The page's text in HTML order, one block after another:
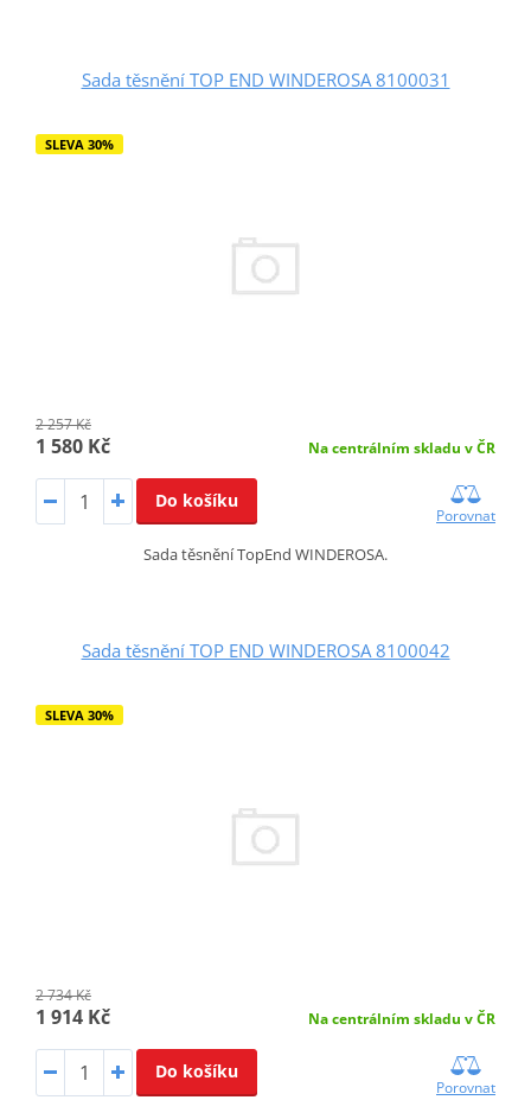
Sada těsnění TOP END WINDEROSA 8100031
SLEVA 30%
2 257 Kč
1 580 Kč Na centrálním skladu v ČR
Do košíku
Porovnat
Sada těsnění TopEnd WINDEROSA.
Sada těsnění TOP END WINDEROSA 8100042
SLEVA 30%
2 734 Kč
1 914 Kč Na centrálním skladu v ČR
Do košíku
Porovnat